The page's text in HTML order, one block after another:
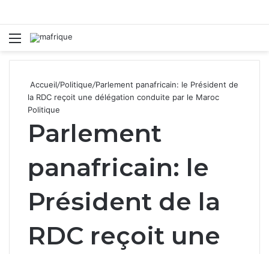
Menu
Accueil/Politique/Parlement panafricain: le Président de
la RDC reçoit une délégation conduite par le Maroc
Politique
Parlement
panafricain: le
Président de la
RDC reçoit une